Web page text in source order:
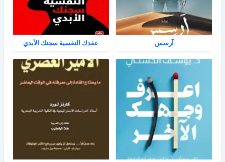
آرسس عقدك النفسية سجنك الأبدي